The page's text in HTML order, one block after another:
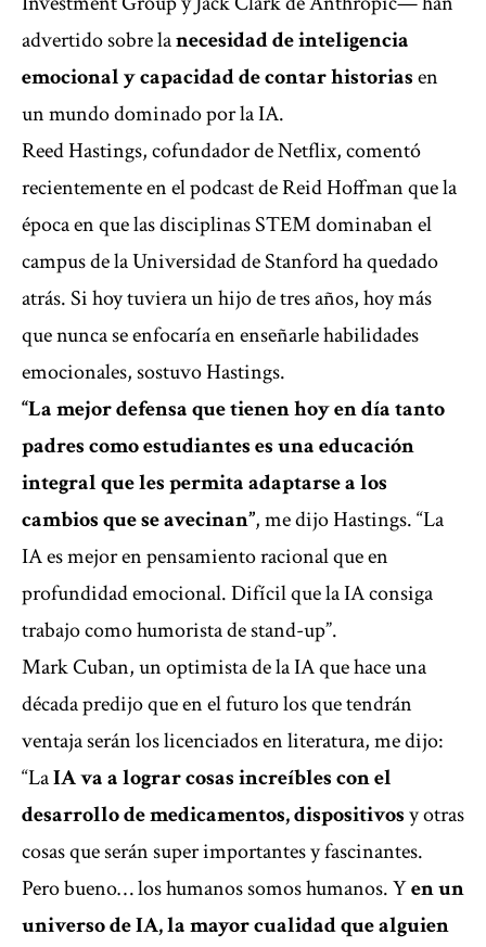
advertido sobre lanecesidad de inteligencia
emocional y capacidad de contar historiasen
un mundo dominado por la IA.
Reed Hastings, cofundador de Netflix, comentó
recientemente en el podcast de Reid Hoffman que la
época en que las disciplinas STEM dominaban el
campus de la Universidad de Stanford ha quedado
atrás. Si hoy tuviera un hijo de tres años, hoy más
que nunca se enfocaría en enseñarle habilidades
emocionales, sostuvo Hastings.
“La mejor defensa que tienen hoy en día tanto
padres como estudiantes es una educación
integral que les permita adaptarse a los
cambios que se avecinan”, me dijo Hastings. “La
IA es mejor en pensamiento racional que en
profundidad emocional. Difícil que la IA consiga
trabajo como humorista de stand-up”.
Mark Cuban, un optimista de la IA que hace una
década predijo que en el futuro los que tendrán
ventaja serán los licenciados en literatura, me dijo:
“LaIA va a lograr cosas increíbles con el
desarrollo de medicamentos, dispositivosy otras
cosas que serán super importantes y fascinantes.
Pero bueno… los humanos somos humanos. Yen un
universo de IA, la mayor cualidad que alguien